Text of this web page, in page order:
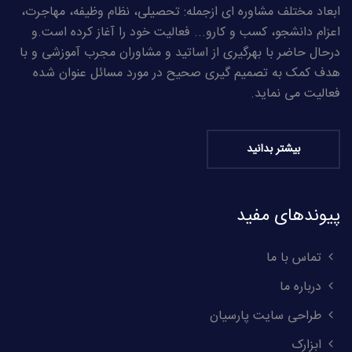
ابعاد مختلف مشاوره ای ازجمله: تحصیلی، نظام وظیفه، مهاجرت،
اعزام دانشجو، کسب و کارو... فعالیت خود را آغاز کرده است.و
درحال حاضر با بهرگیری از اساتید و مشاوران مجرب آموزشی و با
هدف کمک به تصمیم گیری صحیح در مورد مسائل عنوان شده
فعالیت می نماید.
بیشتر بدانید
پیوندهای مفید
تماس با ما
درباره ما
طراحی سایت پارسیان
ابزارک